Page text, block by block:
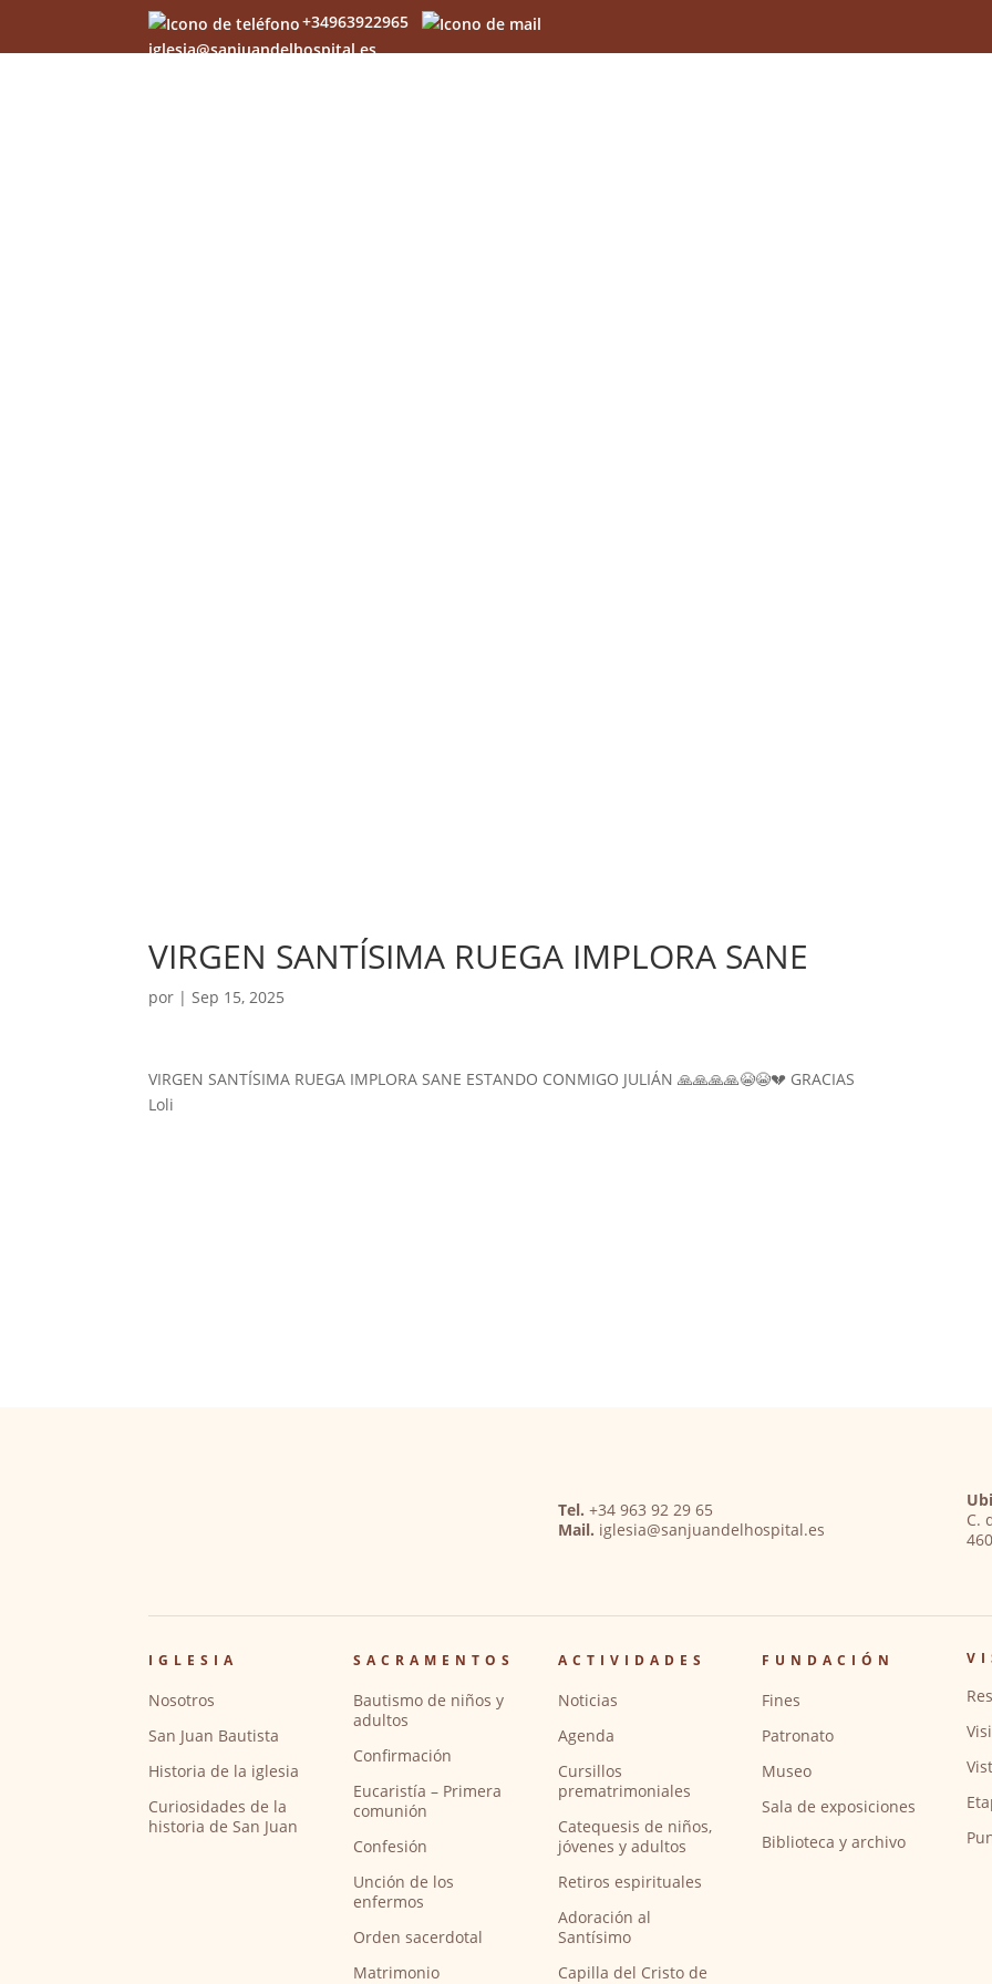
+34963922965
iglesia@sanjuandelhospital.es
VIRGEN SANTÍSIMA RUEGA IMPLORA SANE
por | Sep 15, 2025
VIRGEN SANTÍSIMA RUEGA IMPLORA SANE ESTANDO CONMIGO JULIÁN 🙏🙏🙏🙏😭😭💔 GRACIAS
Loli
Tel. +34 963 92 29 65
Mail. iglesia@sanjuandelhospital.es
C.
IGLESIA
Nosotros
San Juan Bautista
Historia de la iglesia
Curiosidades de la
historia de San Juan
SACRAMENTOS
Bautismo de niños y
adultos
Confirmación
Eucaristía – Primera
comunión
Confesión
Unción de los
enfermos
Orden sacerdotal
Matrimonio
ACTIVIDADES
Noticias
Agenda
Cursillos
prematrimoniales
Catequesis de niños,
jóvenes y adultos
Retiros espirituales
Adoración al
Santísimo
Capilla del Cristo de
FUNDACIÓN
Fines
Patronato
Museo
Sala de exposiciones
Biblioteca y archivo